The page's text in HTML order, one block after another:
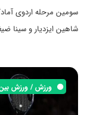
سومین مرحله اردوی
شاهین ایزدیار و سینا
ورزش / ورزش بین